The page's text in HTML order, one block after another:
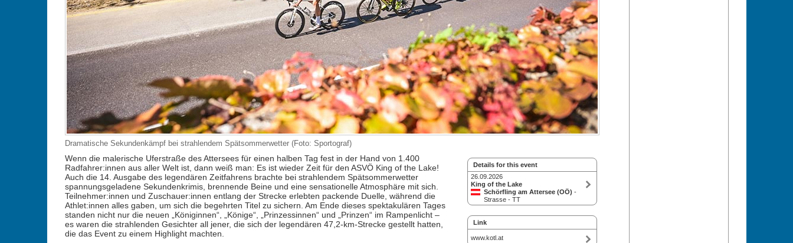
Dramatische Sekundenkämpf bei strahlendem Spätsommerwetter (Foto: Sportograf)
Details for this event
26.09.2026
King of the Lake
Schörfling am Attersee (OÖ) -
Strasse - TT
Link
www.kotl.at
Wenn die malerische Uferstraße des Attersees für einen halben Tag fest in der Hand von 1.400
Radfahrer:innen aus aller Welt ist, dann weiß man: Es ist wieder Zeit für den ASVÖ King of the Lake!
Auch die 14. Ausgabe des legendären Zeitfahrens brachte bei strahlendem Spätsommerwetter
spannungsgeladene Sekundenkrimis, brennende Beine und eine sensationelle Atmosphäre mit sich.
Teilnehmer:innen und Zuschauer:innen entlang der Strecke erlebten packende Duelle, während die
Athlet:innen alles gaben, um sich die begehrten Titel zu sichern. Am Ende dieses spektakulären Tages
standen nicht nur die neuen „Königinnen“, „Könige“, „Prinzessinnen“ und „Prinzen“ im Rampenlicht –
es waren die strahlenden Gesichter all jener, die sich der legendären 47,2-km-Strecke gestellt hatten,
die das Event zu einem Highlight machten.